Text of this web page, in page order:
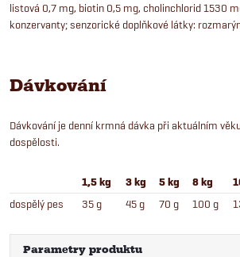
listová 0,7 mg, biotin 0,5 mg, cholinchlorid 1530
konzervanty; senzorické doplňkové látky:
Dávkování
Dávkování je denní krmná dávka při aktuálním
dospělosti.
1,5 kg 3 kg 5 kg 8 kg
dospělý pes 35 g 45 g 70 g 100 g
Parametry produktu